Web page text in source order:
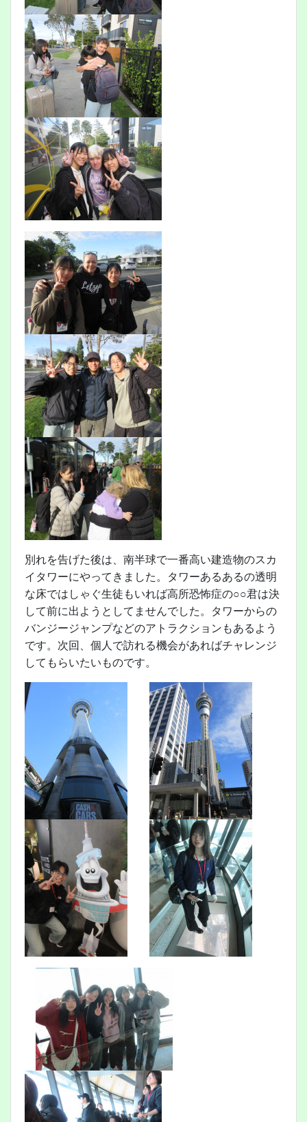
別れを告げた後は、南半球で一番高い建造物のスカ
イタワーにやってきました。タワーあるあるの透明
な床ではしゃぐ生徒もいれば高所恐怖症の○○君は決
して前に出ようとしてませんでした。タワーからの
バンジージャンプなどのアトラクションもあるよう
です。次回、個人で訪れる機会があればチャレンジ
してもらいたいものです。